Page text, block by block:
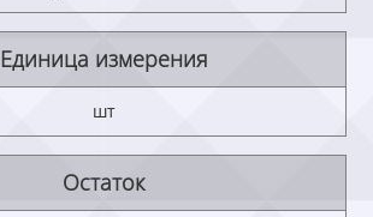
Единица измерения
шт
Остаток